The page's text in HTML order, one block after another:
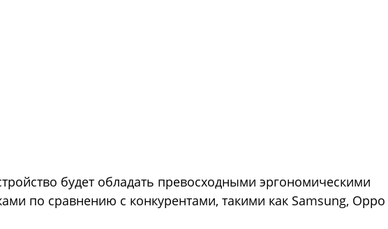
будет обладать превосходными эргономическими
по сравнению с конкурентами, такими как Samsung, Oppo